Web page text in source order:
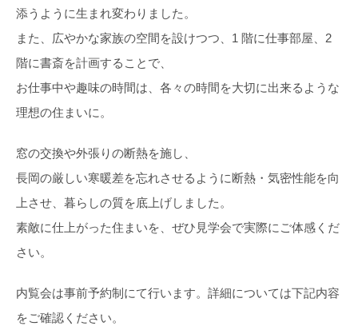
添うように生まれ変わりました。
また、広やかな家族の空間を設けつつ、1 階に仕事部屋、2
階に書斎を計画することで、
お仕事中や趣味の時間は、各々の時間を大切に出来るような
理想の住まいに。
窓の交換や外張りの断熱を施し、
長岡の厳しい寒暖差を忘れさせるように断熱・気密性能を向
上させ、暮らしの質を底上げしました。
素敵に仕上がった住まいを、ぜひ見学会で実際にご体感くだ
さい。
内覧会は事前予約制にて行います。詳細については下記内容
をご確認ください。